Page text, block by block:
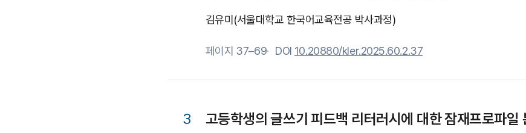
김유미 (서울대학교 한국어교육전공 박사과정)
페이지 37–69 DOI 10.20880/kler.2025.60.2.37
3 고등학생의 글쓰기 피드백 리터러시에 대한 잠재프로파일